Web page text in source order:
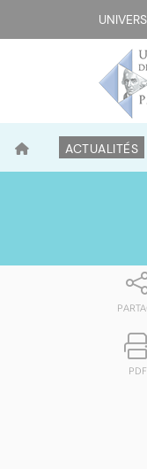
ACTUALITÉS
PDF